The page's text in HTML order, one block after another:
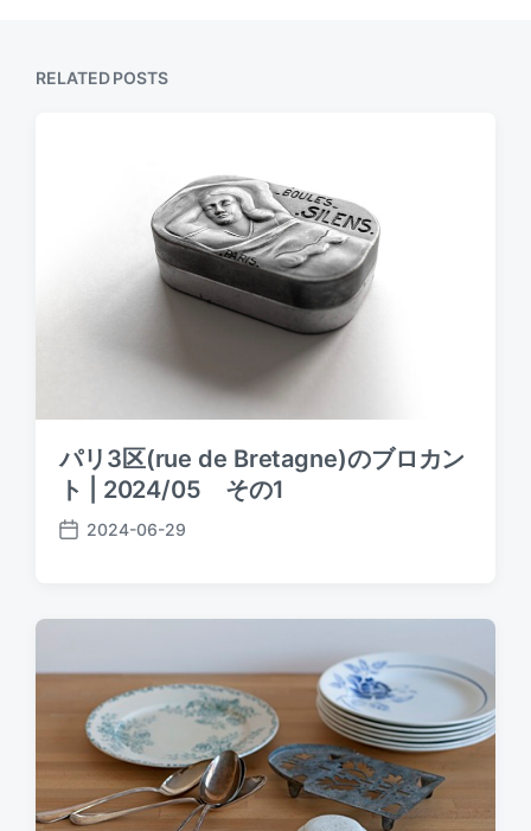
o
s
RELATED POSTS
パリ3区(rue de Bretagne)のブロカン
ト | 2024/05 その1
P
t
2024-06-29